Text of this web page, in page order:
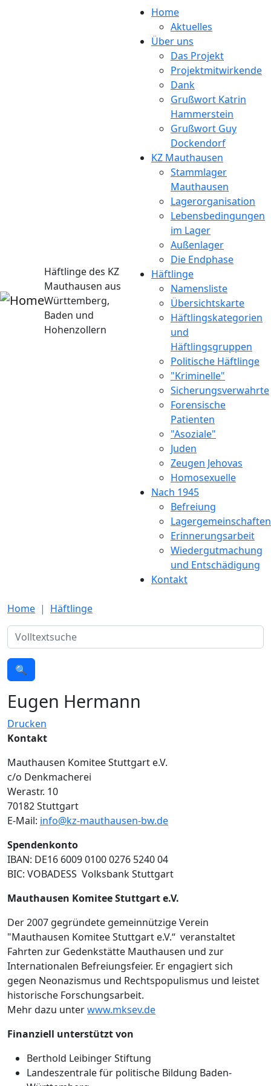
Häftlinge des KZ
Mauthausen aus
Württemberg,
Baden und
Hohenzollern
Home
Aktuelles
Über uns
Das Projekt
Projektmitwirkende
Dank
Grußwort Katrin
Hammerstein
Grußwort Guy
Dockendorf
KZ Mauthausen
Stammlager
Mauthausen
Lagerorganisation
Lebensbedingungen
im Lager
Außenlager
Die Endphase
Häftlinge
Namensliste
Übersichtskarte
Häftlingskategorien
und
Häftlingsgruppen
Politische Häftlinge
"Kriminelle"
Sicherungsverwahrte
Forensische
Patienten
"Asoziale"
Juden
Zeugen Jehovas
Homosexuelle
Nach 1945
Befreiung
Lagergemeinschaften
Erinnerungsarbeit
Wiedergutmachung
und Entschädigung
Kontakt
Home
Häftlinge
Suche
🔍
Eugen Hermann
Drucken
Kontakt
Mauthausen Komitee Stuttgart e.V.
c/o Denkmacherei
Werastr. 10
70182 Stuttgart
E-Mail: info@kz-mauthausen-bw.de
Spendenkonto
IBAN: DE16 6009 0100 0276 5240 04
BIC: VOBADESS Volksbank Stuttgart
Mauthausen Komitee Stuttgart e.V.
Der 2007 gegründete gemeinnützige Verein
"Mauthausen Komitee Stuttgart e.V.“ veranstaltet
Fahrten zur Gedenkstätte Mauthausen und zur
Internationalen Befreiungsfeier. Er engagiert sich
gegen Neonazismus und Rechtspopulismus und leistet
historische Forschungsarbeit.
Mehr dazu unterwww.mksev.de
Finanziell unterstützt von
Berthold Leibinger Stiftung
Landeszentrale für politische Bildung Baden-